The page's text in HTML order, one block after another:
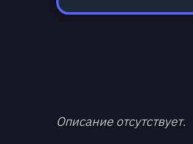
Описание отсутствует.